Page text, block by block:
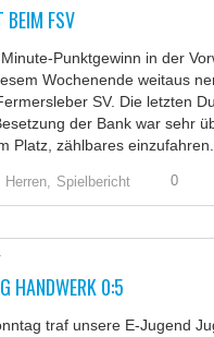
BEIM FSV
Punktgewinn in der
Wochenende weitaus
SV. Die letzten
der Bank war sehr
Platz, zählbares
Herren, Spielbericht 0
HANDWERK 0:5
traf unsere E-Jugend